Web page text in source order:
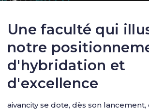
Une faculté qui
notre
d'hybridation et
d'excellence
aivancity se dote, dès son lancement,